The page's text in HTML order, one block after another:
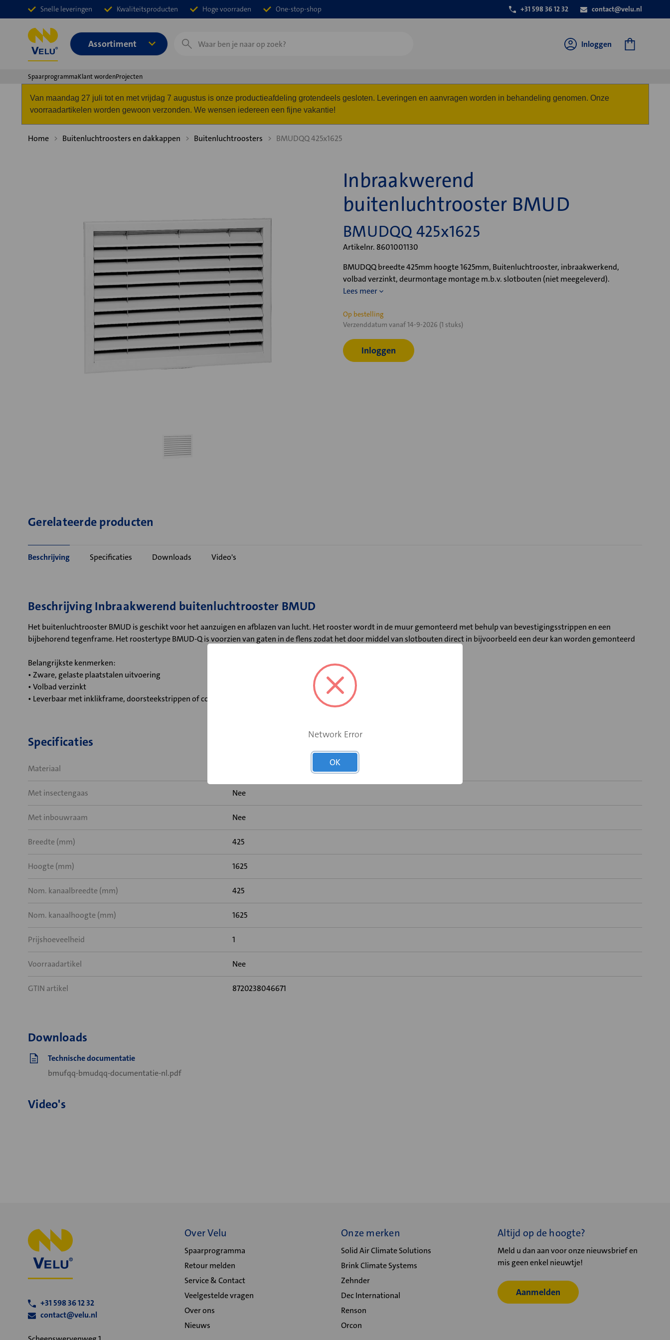
Snelle leveringen Kwaliteitsproducten Hoge voorraden One-stop-shop +31 598 36 12 32 contact@velu.nl
Assortiment
Zoeken
Inloggen
SpaarprogrammaKlant wordenProjecten
Van maandag 27 juli tot en met vrijdag 7 augustus is onze productieafdeling grotendeels gesloten. Leveringen en aanvragen worden in behandeling genomen. Onze
voorraadartikelen worden gewoon verzonden. We wensen iedereen een fijne vakantie!
Home Buitenluchtroosters en dakkappen Buitenluchtroosters BMUDQQ 425x1625
Inbraakwerend
buitenluchtrooster BMUD
BMUDQQ 425x1625
Artikelnr. 8601001130
BMUDQQ breedte 425mm hoogte 1625mm, Buitenluchtrooster, inbraakwerkend,
volbad verzinkt, deurmontage montage m.b.v. slotbouten (niet meegeleverd).
Lees meer
Huidige
voorraad:
Op bestelling
Verzenddatum vanaf 14-9-2026 (1 stuks)
Inloggen
Gerelateerde producten
Beschrijving Specificaties Downloads Video's
Beschrijving Inbraakwerend buitenluchtrooster BMUD
Het buitenluchtrooster BMUD is geschikt voor het aanzuigen en afblazen van lucht. Het rooster wordt in de muur gemonteerd met behulp van bevestigingsstrippen en een
bijbehorend tegenframe. Het roostertype BMUD-Q is voorzien van gaten in de flens zodat het door middel van slotbouten direct in bijvoorbeeld een deur kan worden gemonteerd
Belangrijkste kenmerken:
• Zware, gelaste plaatstalen uitvoering
• Volbad verzinkt
• Leverbaar met inklikframe, doorsteekstrippen of contraraam
Specificaties
Materiaal
Met insectengaas Nee
Met inbouwraam Nee
Breedte (mm) 425
Hoogte (mm) 1625
Nom. kanaalbreedte (mm) 425
Nom. kanaalhoogte (mm) 1625
Prijshoeveelheid 1
Voorraadartikel Nee
GTIN artikel 8720238046671
Downloads
Technische documentatie
bmufqq-bmudqq-documentatie-nl.pdf
Video's
+31 598 36 12 32
contact@velu.nl
Over Velu
Spaarprogramma
Retour melden
Service & Contact
Veelgestelde vragen
Over ons
Nieuws
Onze merken
Solid Air Climate Solutions
Brink Climate Systems
Zehnder
Dec International
Renson
Orcon
Altijd op de hoogte?
Meld u dan aan voor onze nieuwsbrief en
mis geen enkel nieuwtje!
Aanmelden
Network Error
OK